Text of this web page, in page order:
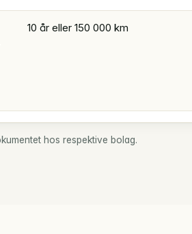
10 år eller 150 000 km
hos respektive bolag.